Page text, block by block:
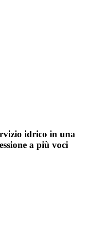
idrico in una
a più voci